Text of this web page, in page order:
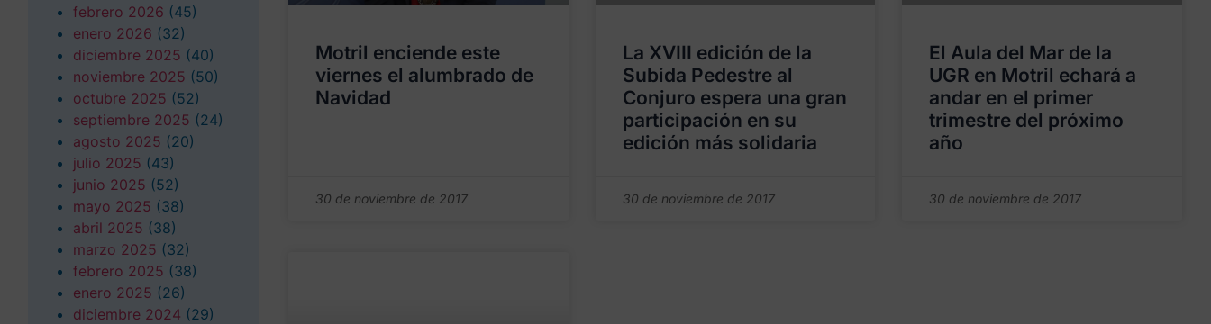
febrero 2026 (45)
enero 2026 (32)
diciembre 2025 (40)
noviembre 2025 (50)
octubre 2025 (52)
septiembre 2025 (24)
agosto 2025 (20)
julio 2025 (43)
junio 2025 (52)
mayo 2025 (38)
abril 2025 (38)
marzo 2025 (32)
febrero 2025 (38)
enero 2025 (26)
diciembre 2024 (29)
Motril enciende este
viernes el alumbrado de
Navidad
30 de noviembre de 2017
La XVIII edición de la
Subida Pedestre al
Conjuro espera una gran
participación en su
edición más solidaria
30 de noviembre de 2017
El Aula del Mar de la
UGR en Motril echará a
andar en el primer
trimestre del próximo
año
30 de noviembre de 2017